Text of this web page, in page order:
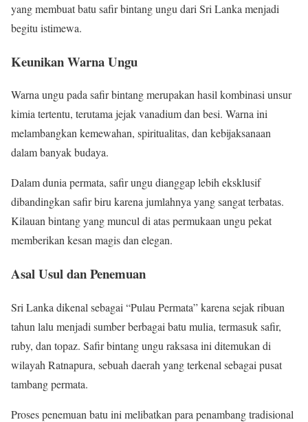
yang membuat batu safir bintang ungu dari Sri Lanka menjadi
begitu istimewa.
Keunikan Warna Ungu
Warna ungu pada safir bintang merupakan hasil kombinasi unsur
kimia tertentu, terutama jejak vanadium dan besi. Warna ini
melambangkan kemewahan, spiritualitas, dan kebijaksanaan
dalam banyak budaya.
Dalam dunia permata, safir ungu dianggap lebih eksklusif
dibandingkan safir biru karena jumlahnya yang sangat terbatas.
Kilauan bintang yang muncul di atas permukaan ungu pekat
memberikan kesan magis dan elegan.
Asal Usul dan Penemuan
Sri Lanka dikenal sebagai “Pulau Permata” karena sejak ribuan
tahun lalu menjadi sumber berbagai batu mulia, termasuk safir,
ruby, dan topaz. Safir bintang ungu raksasa ini ditemukan di
wilayah Ratnapura, sebuah daerah yang terkenal sebagai pusat
tambang permata.
Proses penemuan batu ini melibatkan para penambang tradisional